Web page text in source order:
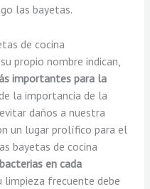
las bayetas.
de cocina
propio nombre indican,
importantes para la
la importancia de la
daños a nuestra
un lugar prolífico para el
bayetas de cocina
en cada
limpieza frecuente debe